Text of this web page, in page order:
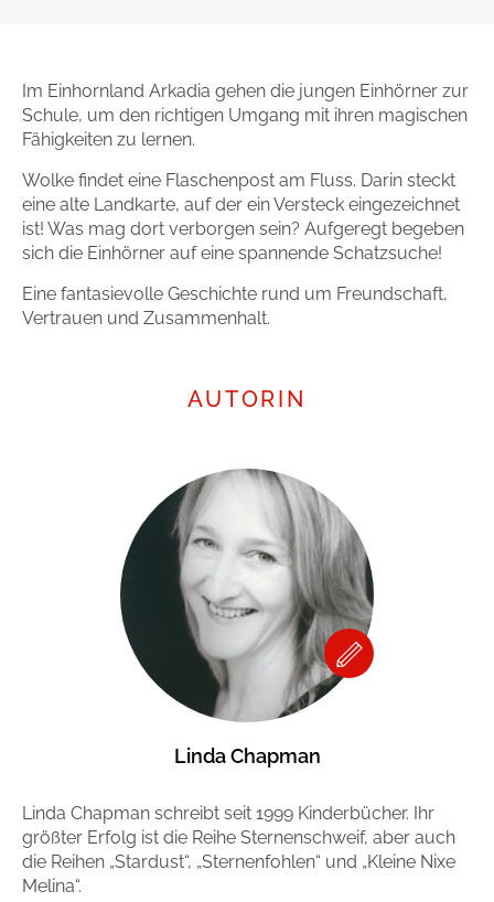
Im Einhornland Arkadia gehen die jungen Einhörner zur
Schule, um den richtigen Umgang mit ihren magischen
Fähigkeiten zu lernen.
Wolke findet eine Flaschenpost am Fluss. Darin steckt
eine alte Landkarte, auf der ein Versteck eingezeichnet
ist! Was mag dort verborgen sein? Aufgeregt begeben
sich die Einhörner auf eine spannende Schatzsuche!
Eine fantasievolle Geschichte rund um Freundschaft,
Vertrauen und Zusammenhalt.
AUTORIN
Linda Chapman
Linda Chapman schreibt seit 1999 Kinderbücher. Ihr
größter Erfolg ist die Reihe Sternenschweif, aber auch
die Reihen „Stardust“, „Sternenfohlen“ und „Kleine Nixe
Melina“.